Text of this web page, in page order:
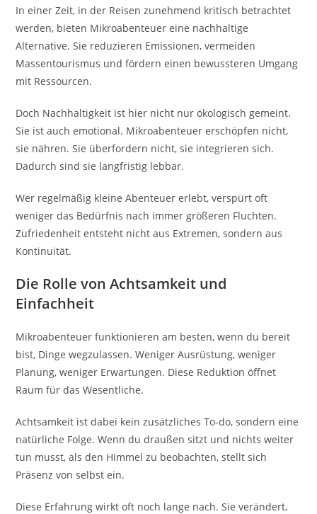
In einer Zeit, in der Reisen zunehmend kritisch betrachtet
werden, bieten Mikroabenteuer eine nachhaltige
Alternative. Sie reduzieren Emissionen, vermeiden
Massentourismus und fördern einen bewussteren Umgang
mit Ressourcen.
Doch Nachhaltigkeit ist hier nicht nur ökologisch gemeint.
Sie ist auch emotional. Mikroabenteuer erschöpfen nicht,
sie nähren. Sie überfordern nicht, sie integrieren sich.
Dadurch sind sie langfristig lebbar.
Wer regelmäßig kleine Abenteuer erlebt, verspürt oft
weniger das Bedürfnis nach immer größeren Fluchten.
Zufriedenheit entsteht nicht aus Extremen, sondern aus
Kontinuität.
Die Rolle von Achtsamkeit und
Einfachheit
Mikroabenteuer funktionieren am besten, wenn du bereit
bist, Dinge wegzulassen. Weniger Ausrüstung, weniger
Planung, weniger Erwartungen. Diese Reduktion öffnet
Raum für das Wesentliche.
Achtsamkeit ist dabei kein zusätzliches To-do, sondern eine
natürliche Folge. Wenn du draußen sitzt und nichts weiter
tun musst, als den Himmel zu beobachten, stellt sich
Präsenz von selbst ein.
Diese Erfahrung wirkt oft noch lange nach. Sie verändert,